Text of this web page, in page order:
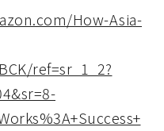
How-Asia-
ref=sr_1_2?